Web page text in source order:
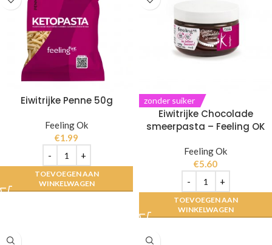
Eiwitrijke Penne 50g
Feeling Ok
€1.99
TOEVOEGEN AAN
WINKELWAGEN
zonder suiker
Eiwitrijke Chocolade
smeerpasta – Feeling OK
Feeling Ok
€5.60
TOEVOEGEN AAN
WINKELWAGEN